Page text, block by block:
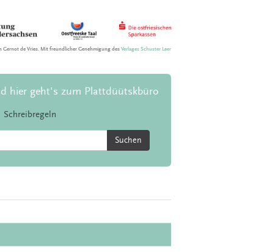
de Vries. Mit freundlicher Genehmigung desVerlages Schuster Leer
hier geht's zum Plattdüütskbüro
Schreibregeln
Suchen